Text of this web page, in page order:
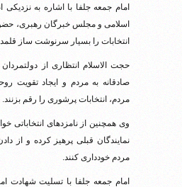
امام جمعه جلفا با اشاره به
اسلامی و مجلس خبرگان رهبری،
انتخابات را بسیار سرنوشت ساز
حجت الاسلام انتظاری از
صادقانه به مردم و ایجاد تقویت
مردم، انتخابات پرشوری را رقم بزنند.
وی همچنین از نامزدهای انتخاباتی
نمایندگان قبلی پرهیز کرده و از
مردم خودداری کنند.
امام جمعه جلفا با تسلیت